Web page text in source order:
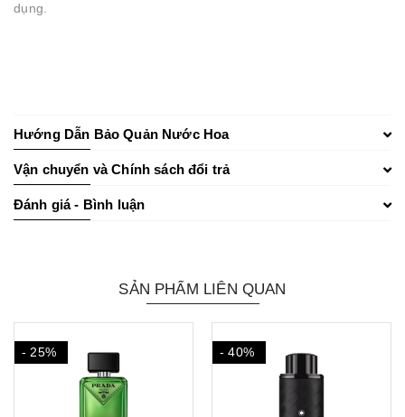
dụng.
Hướng Dẫn Bảo Quản Nước Hoa
Vận chuyển và Chính sách đổi trả
Đánh giá - Bình luận
SẢN PHẨM LIÊN QUAN
- 40%